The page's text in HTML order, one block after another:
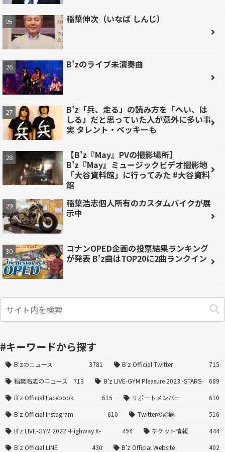
稲葉伸次（いなば しんじ）
B'zのライブ未演奏曲
B'z「兵、走る」の読み方を「へい、は
しる」だと思っていた人が意外に多い事
実 タレント・ベッキーも
【B'z『May』PVの撮影場所】
B'z『May』ミュージックビデオ撮影地
「大谷資料館」に行ってみた #大谷資料
館
稲葉浩志個人所有のカスタムバイクが展
示中
コナンOPED企画の投票結果ランキング
が発表 B'z曲はTOP20に2曲ランクイン
#キーワードから探す
B'zのニュース 3781 B'z Official Twitter
715
稲葉浩志のニュース
713 B'z LIVE-GYM Pleasure 2023 -STARS-
689
B'z Official Facebook
615 サポートメンバー
610
B'z Official Instagram
610 Twitterの話題
516
B'z LIVE-GYM 2022 -Highway X-
494 チケット情報
444
B'z Official LINE
430 B'z Official Website
402